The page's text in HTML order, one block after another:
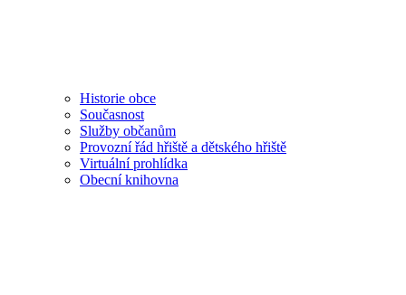
Historie obce
Současnost
Služby občanům
Provozní řád hřiště a dětského hřiště
Virtuální prohlídka
Obecní knihovna